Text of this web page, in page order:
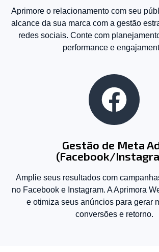
Aprimore o relacionamento com seu
alcance da sua marca com a gestão
redes sociais. Conte com
performance e
Gestão de Meta
(Facebook/
Amplie seus resultados com
no Facebook e Instagram. A Aprimora
e otimiza seus anúncios para gerar
conversões e retorno.